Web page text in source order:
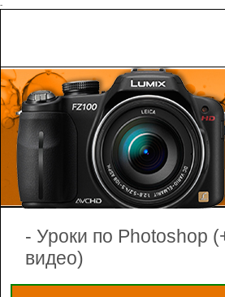
-
- Уроки по Photoshop
видео)